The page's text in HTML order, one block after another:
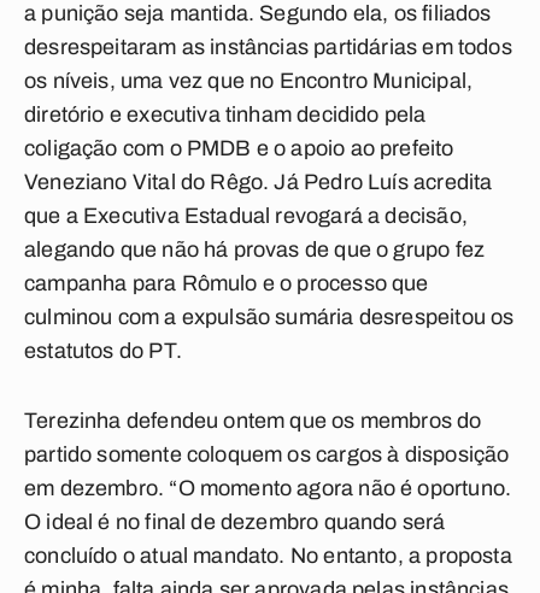
a punição seja mantida. Segundo ela, os filiados
desrespeitaram as instâncias partidárias em todos
os níveis, uma vez que no Encontro Municipal,
diretório e executiva tinham decidido pela
coligação com o PMDB e o apoio ao prefeito
Veneziano Vital do Rêgo. Já Pedro Luís acredita
que a Executiva Estadual revogará a decisão,
alegando que não há provas de que o grupo fez
campanha para Rômulo e o processo que
culminou com a expulsão sumária desrespeitou os
estatutos do PT.
Terezinha defendeu ontem que os membros do
partido somente coloquem os cargos à disposição
em dezembro. “O momento agora não é oportuno.
O ideal é no final de dezembro quando será
concluído o atual mandato. No entanto, a proposta